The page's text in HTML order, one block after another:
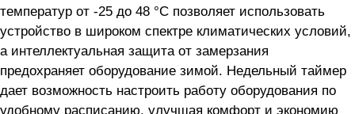
температур от -25 до 48 °С позволяет использовать
устройство в широком спектре климатических условий,
а интеллектуальная защита от замерзания
предохраняет оборудование зимой. Недельный таймер
дает возможность настроить работу оборудования по
удобному расписанию, улучшая комфорт и экономию